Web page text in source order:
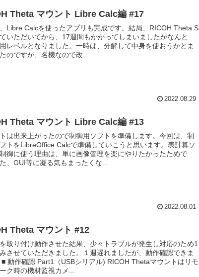
Theta マウント Libre Calc編 #17
Libre Calcを使ったアプリも完成です。結局、RICOH Theta S
いただいてから、17週間もかかってしまいましたがなんと
レベルとなりました。一時は、分解して中身を使おうかとま
のですが、名機なので改...
2022.08.29
Theta マウント Libre Calc編 #13
は出来上がったので制御用ソフトを準備します。今回は、制
トをLibreOffice Calcで準備していこうと思います。表計算ソ
御に使う理由は、単に画像管理を楽にやりたかったためで
、GUI等に凝る気もまったくな...
2022.08.01
Theta マウント #12
取り付け動作させた結果、少々トラブルが発生し対応のため1
させていただきました。１週遅れましたが、動作確認できま
■ 動作確認 Part1（USBシリアル) RICOH Thetaマウントはリモ
ク時の機材監視カメ...